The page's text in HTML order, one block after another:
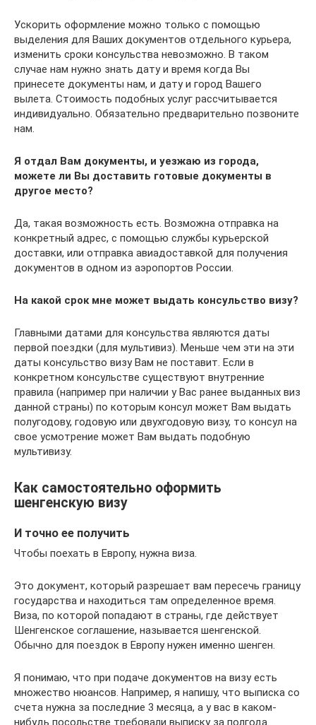
Ускорить оформление можно только с помощью
выделения для Ваших документов отдельного курьера,
изменить сроки консульства невозможно. В таком
случае нам нужно знать дату и время когда Вы
принесете документы нам, и дату и город Вашего
вылета. Стоимость подобных услуг рассчитывается
индивидуально. Обязательно предварительно позвоните
нам.
Я отдал Вам документы, и уезжаю из города,
можете ли Вы доставить готовые документы в
другое место?
Да, такая возможность есть. Возможна отправка на
конкретный адрес, с помощью службы курьерской
доставки, или отправка авиадоставкой для получения
документов в одном из аэропортов России.
На какой срок мне может выдать консульство визу?
Главными датами для консульства являются даты
первой поездки (для мультивиз). Меньше чем эти на эти
даты консульство визу Вам не поставит. Если в
конкретном консульстве существуют внутренние
правила (например при наличии у Вас ранее выданных виз
данной страны) по которым консул может Вам выдать
полугодову, годовую или двухгодовую визу, то консул на
свое усмотрение может Вам выдать подобную
мультивизу.
Как самостоятельно оформить
шенгенскую визу
И точно ее получить
Чтобы поехать в Европу, нужна виза.
Это документ, который разрешает вам пересечь границу
государства и находиться там определенное время.
Виза, по которой попадают в страны, где действует
Шенгенское соглашение, называется шенгенской.
Обычно для поездок в Европу нужен именно шенген.
Я понимаю, что при подаче документов на визу есть
множество нюансов. Например, я напишу, что выписка со
счета нужна за последние 3 месяца, а у вас в каком-
нибудь посольстве требовали выписку за полгода.